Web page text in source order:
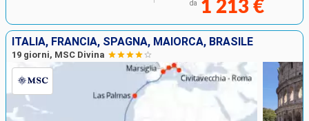
da 1 213 €
ITALIA, FRANCIA, SPAGNA, MAIORCA, BRASILE
19 giorni, MSC Divina